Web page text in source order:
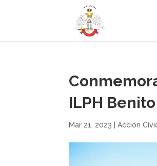
ILPH
Mar 21, 2023 |Acción